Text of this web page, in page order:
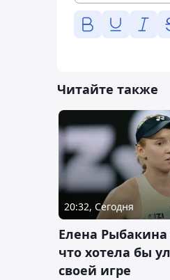
Читайте также
20:32, Сегодня
Елена Рыбакина
что хотела бы
своей игре